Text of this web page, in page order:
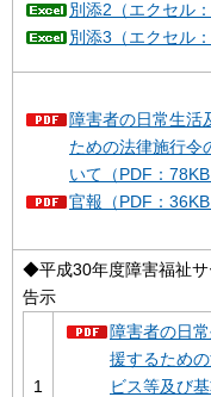
別添2（エクセル：
別添3（エクセル：
障害者の日常生活
ための法律施行令
いて（PDF：78KB
官報（PDF：36KB
◆平成30年度障害福祉サ
告示
1
障害者の日
援するため
ビス等及び